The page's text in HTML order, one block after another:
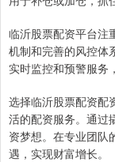
临沂股票配资平台注
机制和完善的风控体
实时监控和预警服务
选择临沂股票配资配
活的配资服务。通过
资梦想。在专业团队
遇，实现财富增长。